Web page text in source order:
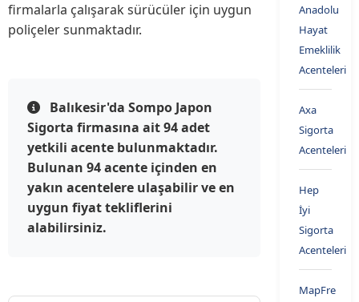
firmalarla çalışarak sürücüler için uygun
poliçeler sunmaktadır.
Balıkesir'da Sompo Japon
Sigorta firmasına ait 94 adet
yetkili acente bulunmaktadır.
Bulunan 94 acente içinden en
yakın acentelere ulaşabilir ve en
uygun fiyat tekliflerini
alabilirsiniz.
Anadolu
Hayat
Emeklilik
Acenteleri
Axa
Sigorta
Acenteleri
Hep
İyi
Sigorta
Acenteleri
MapFre